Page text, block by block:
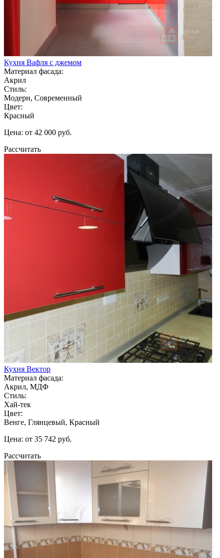
Кухня Вафля с джемом
Материал фасада:
Акрил
Стиль:
Модерн, Современный
Цвет:
Красный
Цена: от 42 000 руб.
Рассчитать
Кухня Вектор
Материал фасада:
Акрил, МДФ
Стиль:
Хай-тек
Цвет:
Венге, Глянцевый, Красный
Цена: от 35 742 руб.
Рассчитать